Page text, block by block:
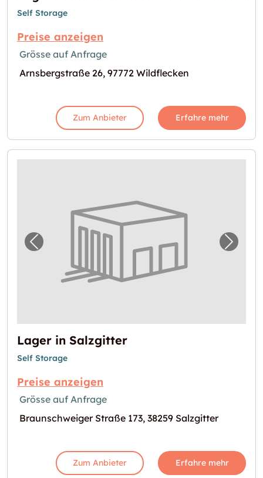
Self Storage
Preise anzeigen
Grösse auf Anfrage
Arnsbergstraße 26, 97772 Wildflecken
Zum Anbieter Erfahre mehr
Vorheriges Bild für "Lager in Salzgitter"
Lager in Salzgitter
Self Storage
Preise anzeigen
Grösse auf Anfrage
Braunschweiger Straße 173, 38259 Salzgitter
Zum Anbieter Erfahre mehr